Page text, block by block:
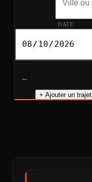
DATE
−
+ Ajouter un trajet